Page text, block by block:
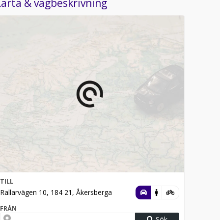
& vägbeskrivning
TILL
Rallarvägen 10, 184 21, Åkersberga
FRÅN